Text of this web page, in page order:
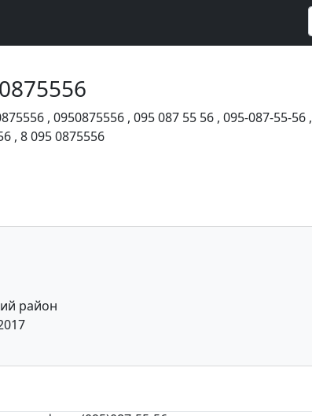
, 0950875556 , 095 087 55 56 , 095-087-55-56 ,
, 8 095 0875556
район